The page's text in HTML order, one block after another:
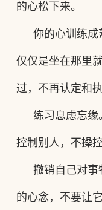
的心松下来。
你的心训练成
仅仅是坐在那里
过，不再认定和
练习息虑忘缘
控制别人，不操
撤销自己对事
的心念，不要让